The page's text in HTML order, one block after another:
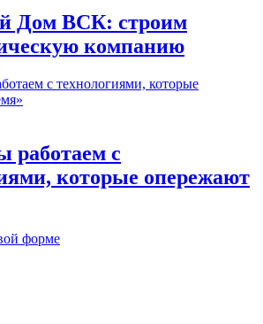
Дом ВСК: строим
компанию
с
которые опережают
форме